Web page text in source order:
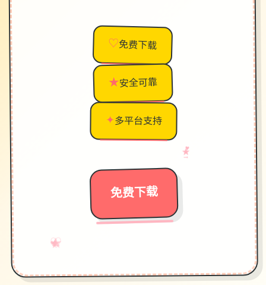
♡免费下载
★安全可靠
✦多平台支持
免费下载
→
♥
★
✧
♡
★
♥
→
✦